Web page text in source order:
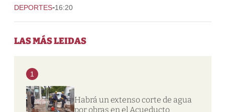
DEPORTES-16:20
LAS MÁS LEIDAS
1
Habrá un extenso corte de agua
por obras en el Acueducto